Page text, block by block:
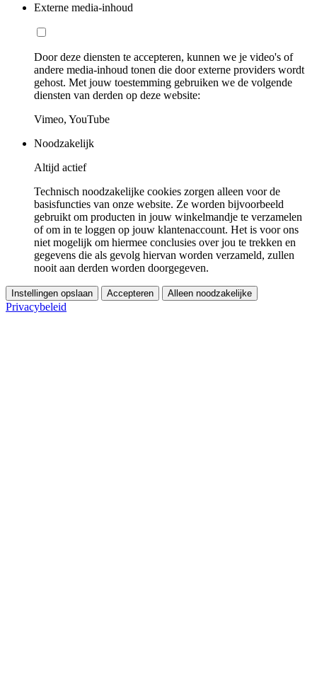
Externe media-inhoud
Door deze diensten te accepteren, kunnen we je video's of
andere media-inhoud tonen die door externe providers wordt
gehost. Met jouw toestemming gebruiken we de volgende
diensten van derden op deze website:
Vimeo, YouTube
Noodzakelijk
Altijd actief
Technisch noodzakelijke cookies zorgen alleen voor de
basisfuncties van onze website. Ze worden bijvoorbeeld
gebruikt om producten in jouw winkelmandje te verzamelen
of om in te loggen op jouw klantenaccount. Het is voor ons
niet mogelijk om hiermee conclusies over jou te trekken en
gegevens die als gevolg hiervan worden verzameld, zullen
nooit aan derden worden doorgegeven.
Instellingen opslaan Accepteren Alleen noodzakelijke
Privacybeleid